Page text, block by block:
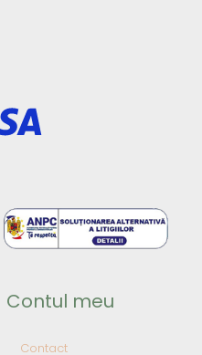
Contul meu
Contact